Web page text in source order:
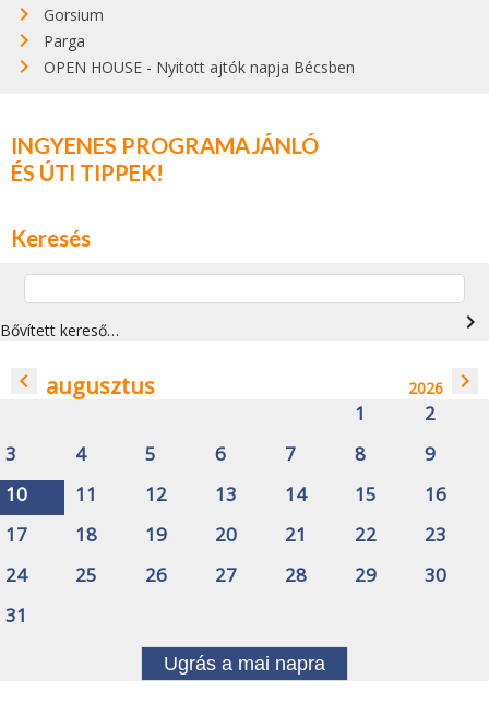
Gorsium
Parga
OPEN HOUSE - Nyitott ajtók napja Bécsben
INGYENES PROGRAMAJÁNLÓ
ÉS ÚTI TIPPEK!
Keresés
Bővített kereső… navigate_next
navigate_before augusztus 2026 navigate_next
1
2
3
4 5 6 7 8
9
10
11 12 13 14 15
16
17
18 19 20 21 22
23
24
25 26 27 28 29
30
31
Ugrás a mai napra